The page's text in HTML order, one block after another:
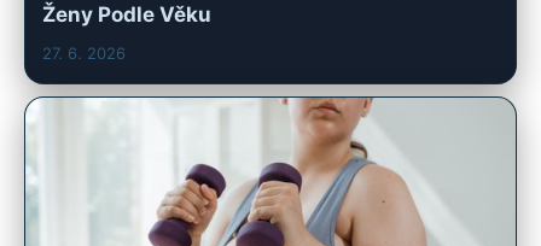
Ženy Podle Věku
27. 6. 2026